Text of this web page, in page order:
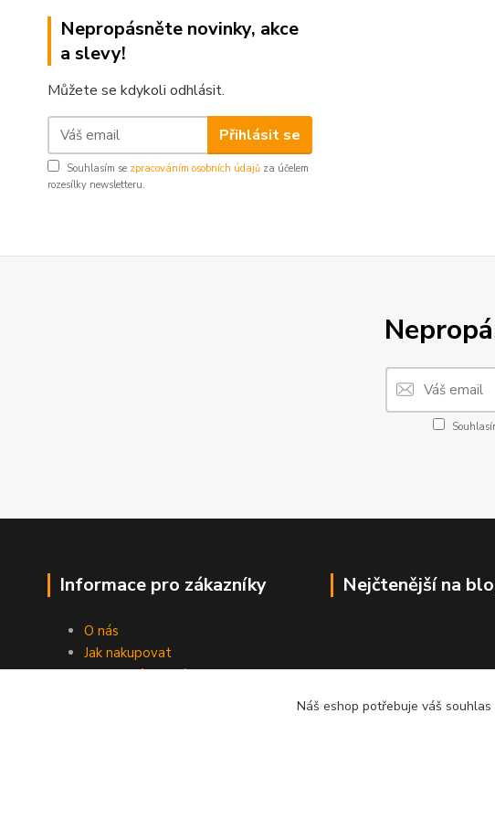
Nepropásněte novinky, akce
a slevy!
Můžete se kdykoli odhlásit.
Přihlásit se
Souhlasím se zpracováním osobních údajů za účelem
rozesílky newsletteru.
Informace pro zákazníky
O nás
Jak nakupovat
Obchodní podmínky
Nejčtenější na
Náš eshop potřebuje váš